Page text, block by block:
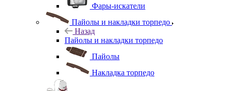
Фары-искатели
Пайолы и накладки торпедо
Назад
Пайолы и накладки торпедо
Пайолы
Накладка торпедо